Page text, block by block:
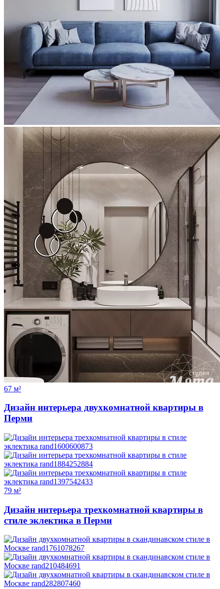
67 м²
Дизайн интерьера двухкомнатной квартиры в
Перми
79 м²
Дизайн интерьера трехкомнатной квартиры в
стиле эклектика в Перми